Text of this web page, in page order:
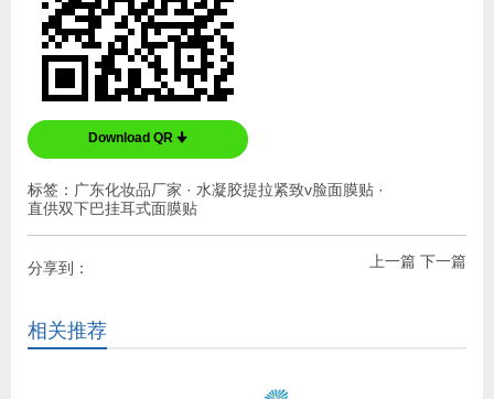
Download QR 🠋
标签： 广东化妆品厂家 · 水凝胶提拉紧致v脸面膜贴 ·
直供双下巴挂耳式面膜贴
上一篇 下一篇
分享到：
相关推荐